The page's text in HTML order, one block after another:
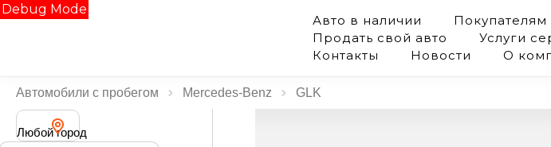
Debug Mode
Авто в наличии
Покупателям
Продать свой авто
Услуги
Контакты
Новости О
Автомобили с пробегом Mercedes‑Benz GLK
Любой город